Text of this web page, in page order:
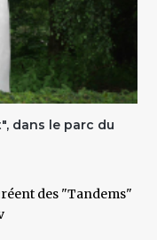
dans le parc du
des "Tandems"